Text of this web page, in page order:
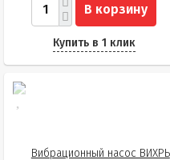
В корзину
Купить в 1 клик